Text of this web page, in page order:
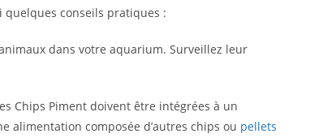
quelques conseils pratiques :
dans votre aquarium. Surveillez leur
Chips Piment doivent être intégrées à un
alimentation composée d’autres chips ou pellets